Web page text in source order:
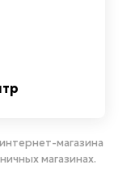
магазина
магазинах.